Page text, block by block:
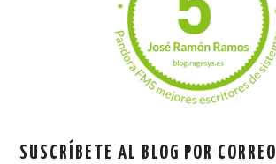
SUSCRÍBETE AL BLOG POR CORREO